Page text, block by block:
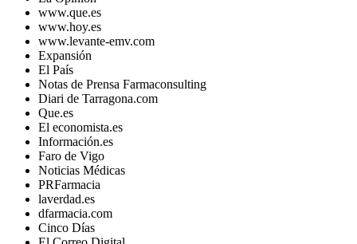
www.que.es
www.hoy.es
www.levante-emv.com
Expansión
El País
Notas de Prensa Farmaconsulting
Diari de Tarragona.com
Que.es
El economista.es
Información.es
Faro de Vigo
Noticias Médicas
PRFarmacia
laverdad.es
dfarmacia.com
Cinco Días